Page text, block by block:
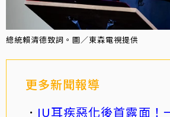
總統賴清德致詞。圖／東森電視提供
更多新聞報導
IU耳疾惡化後首露面！